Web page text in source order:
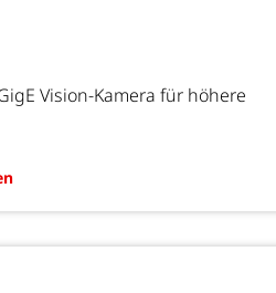
Vision-Kamera für höhere